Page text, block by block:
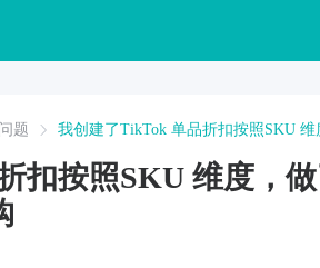
题 我创建了TikTok 单品折扣按照SKU
扣按照SKU 维度，